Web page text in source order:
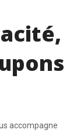
accompagne